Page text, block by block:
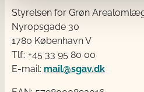
Styrelsen for Grøn
Nyropsgade 30
1780 København V
Tlf.: +45 33 95 80 00
E-mail: mail@sgav.dk